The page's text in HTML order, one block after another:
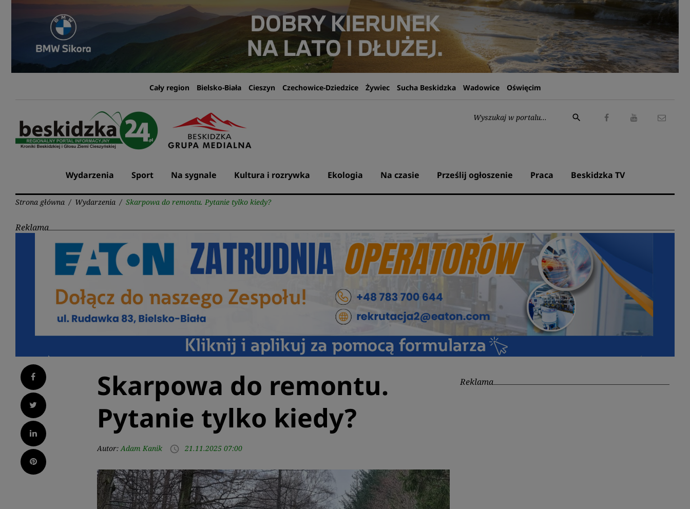
Przejdź
Cały region Bielsko-Biała Cieszyn Czechowice-Dziedzice Żywiec Sucha Beskidzka Wadowice Oświęcim
Wyszukaj:
search
Wydarzenia Sport Na sygnale Kultura i rozrywka Ekologia Na czasie Prześlij ogłoszenie Praca Beskidzka TV
Strona główna / Wydarzenia / Skarpowa do remontu. Pytanie tylko kiedy?
Reklama
Facebook
Twitter
LinkedIn
Pinterest
Skarpowa do remontu.
Pytanie tylko kiedy?
Autor:Adam Kanik access_time 21.11.2025 07:00
Reklama